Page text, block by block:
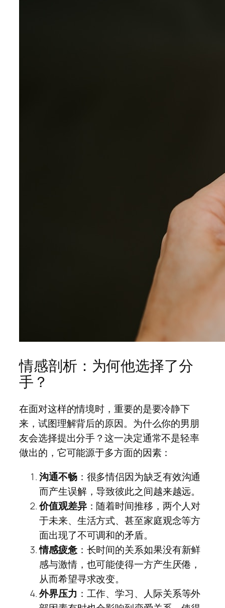
情感剖析：为何他选择了分
手？
在面对这样的情境时，重要的是要冷静下
来，试图理解背后的原因。为什么你的男朋
友会选择提出分手？这一决定通常不是轻率
做出的，它可能源于多方面的因素：
沟通不畅：很多情侣因为缺乏有效沟通
而产生误解，导致彼此之间越来越远。
价值观差异：随着时间推移，两个人对
于未来、生活方式、甚至家庭观念等方
面出现了不可调和的矛盾。
情感疲惫：长时间的关系如果没有新鲜
感与激情，也可能使得一方产生厌倦，
从而希望寻求改变。
外界压力 ：工作、学习、人际关系等外